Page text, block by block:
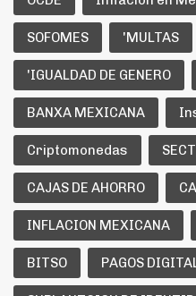
SOFOMES 'MULTAS
'IGUALDAD DE GENERO
BANXA MEXICANA
Criptomonedas
CAJAS DE AHORRO
INFLACION MEXICANA
BITSO PAGOS